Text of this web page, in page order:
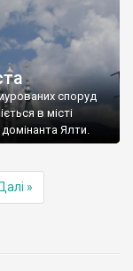
споруд
в місті
Ялти.
»